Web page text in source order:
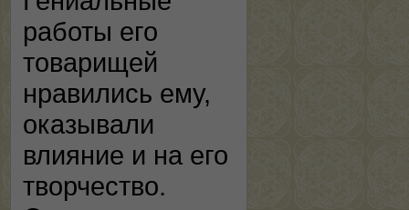
работы его
товарищей
нравились ему,
оказывали
влияние и на его
творчество.